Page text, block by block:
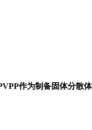
作为制备固体分散